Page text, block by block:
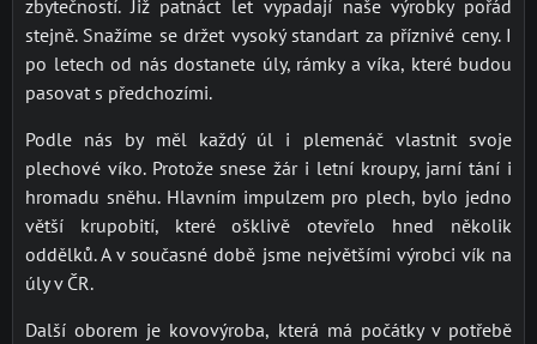
zbytečností. Již patnáct let vypadají naše výrobky pořád
stejně. Snažíme se držet vysoký standart za příznivé ceny. I
po letech od nás dostanete úly, rámky a víka, které budou
pasovat s předchozími.
Podle nás by měl každý úl i plemenáč vlastnit svoje
plechové víko. Protože snese žár i letní kroupy, jarní tání i
hromadu sněhu. Hlavním impulzem pro plech, bylo jedno
větší krupobití, které ošklivě otevřelo hned několik
oddělků. A v současné době jsme největšími výrobci vík na
úly v ČR.
Další oborem je kovovýroba, která má počátky v potřebě